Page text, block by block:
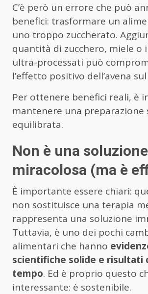
C’è però un errore che può
benefici: trasformare un
uno troppo zuccherato.
quantità di zucchero, miele o
ultra-processati può
l’effetto positivo dell’avena
Per ottenere benefici reali, è
mantenere una preparazione
equilibrata.
Non è una soluzione
miracolosa (ma è
È importante essere chiari:
non sostituisce una terapia
rappresenta una soluzione
Tuttavia, è uno dei pochi
alimentari che hanno
scientifiche solide e risultati
tempo. Ed è proprio questo
interessante: è sostenibile.